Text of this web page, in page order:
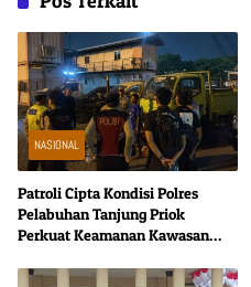
NASIONAL
Patroli Cipta Kondisi Polres
Pelabuhan Tanjung Priok
Perkuat Keamanan Kawasan
Aman dan Kondusif